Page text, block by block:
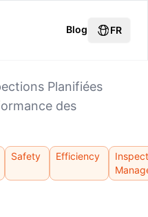
Blog FR
Planifiées
des
Safety Efficiency